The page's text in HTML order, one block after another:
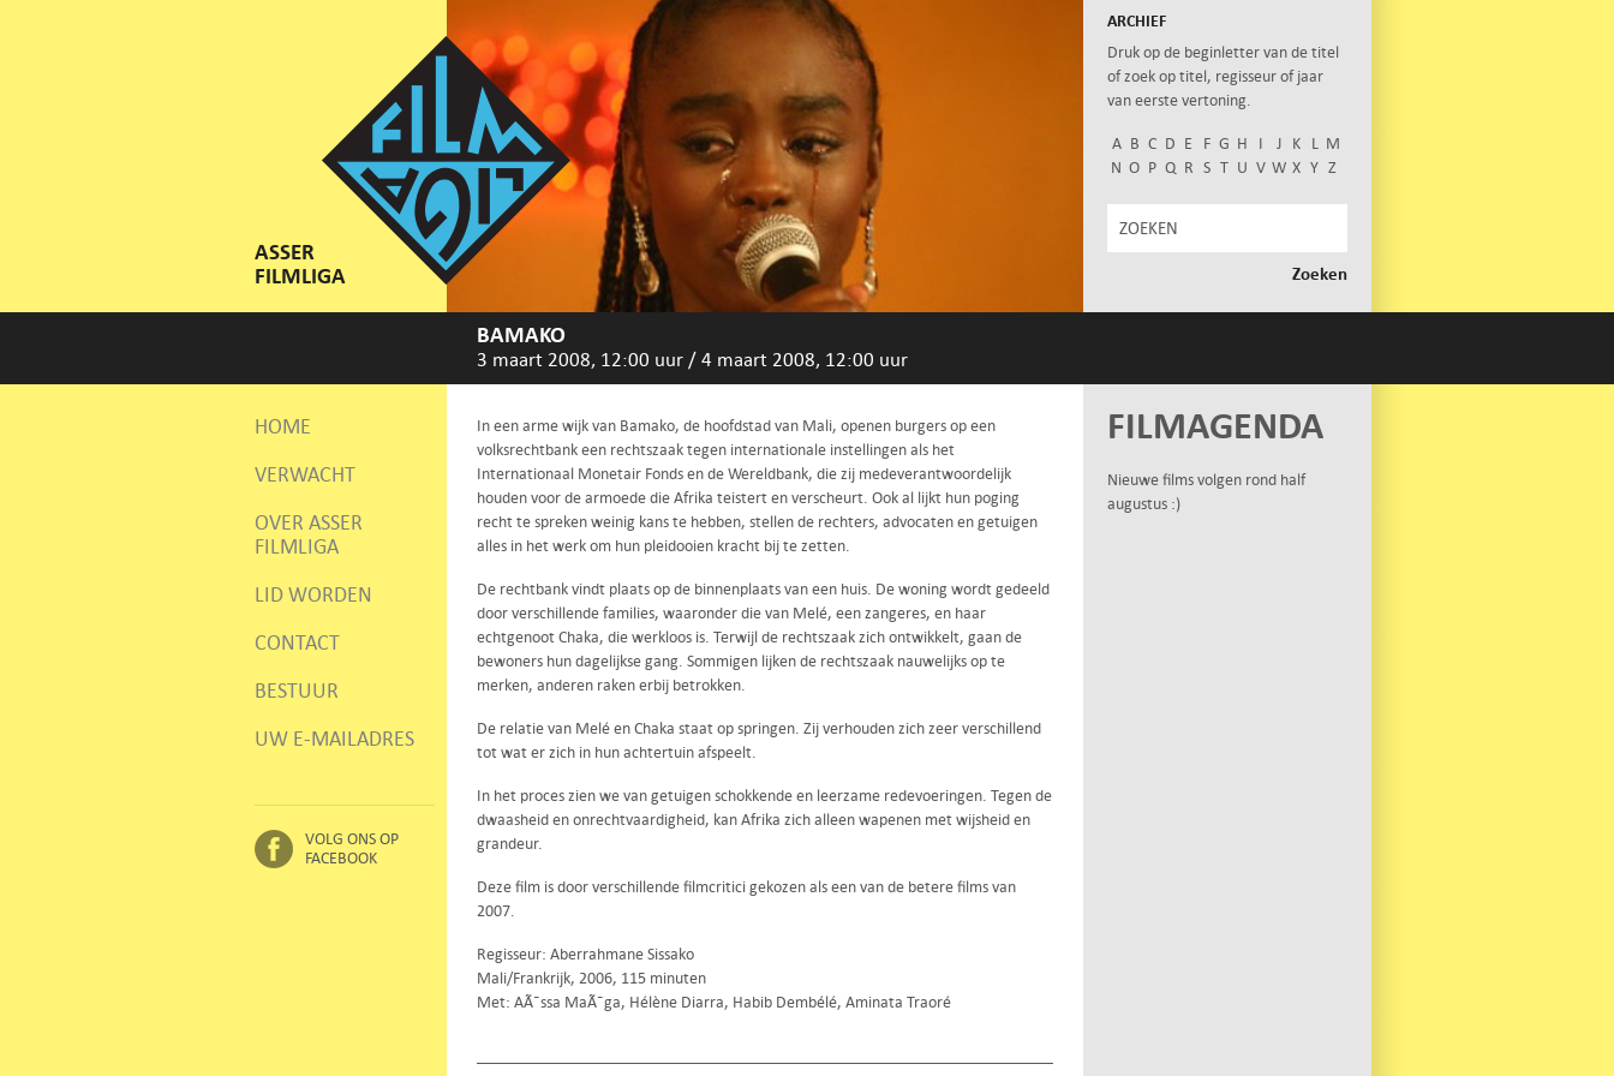
ASSER
FILMLIGA
ARCHIEF
Druk op de beginletter van de titel
of zoek op titel, regisseur of jaar
van eerste vertoning.
A B C D E F G H I J K L M
N O P Q R S T U V W X Y Z
BAMAKO
3 maart 2008, 12:00 uur / 4 maart 2008, 12:00 uur
HOME
VERWACHT
OVER ASSER
FILMLIGA
LID WORDEN
CONTACT
BESTUUR
UW E-MAILADRES
VOLG ONS OP
FACEBOOK
In een arme wijk van Bamako, de hoofdstad van Mali, openen burgers op een
volksrechtbank een rechtszaak tegen internationale instellingen als het
Internationaal Monetair Fonds en de Wereldbank, die zij medeverantwoordelijk
houden voor de armoede die Afrika teistert en verscheurt. Ook al lijkt hun poging
recht te spreken weinig kans te hebben, stellen de rechters, advocaten en getuigen
alles in het werk om hun pleidooien kracht bij te zetten.
De rechtbank vindt plaats op de binnenplaats van een huis. De woning wordt gedeeld
door verschillende families, waaronder die van Melé, een zangeres, en haar
echtgenoot Chaka, die werkloos is. Terwijl de rechtszaak zich ontwikkelt, gaan de
bewoners hun dagelijkse gang. Sommigen lijken de rechtszaak nauwelijks op te
merken, anderen raken erbij betrokken.
De relatie van Melé en Chaka staat op springen. Zij verhouden zich zeer verschillend
tot wat er zich in hun achtertuin afspeelt.
In het proces zien we van getuigen schokkende en leerzame redevoeringen. Tegen de
dwaasheid en onrechtvaardigheid, kan Afrika zich alleen wapenen met wijsheid en
grandeur.
Deze film is door verschillende filmcritici gekozen als een van de betere films van
2007.
Regisseur: Aberrahmane Sissako
Mali/Frankrijk, 2006, 115 minuten
Met: AÃ¯ssa MaÃ¯ga, Hélène Diarra, Habib Dembélé, Aminata Traoré
FILMAGENDA
Nieuwe films volgen rond half
augustus :)